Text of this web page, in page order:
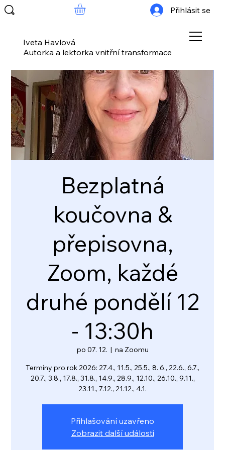
Iveta Havlová
Autorka a lektorka vnitřní transformace
Přihlásit se
Bezplatná
koučovna &
přepisovna,
Zoom, každé
druhé pondělí 12
- 13:30h
po 07. 12.
  |
na Zoomu
Termíny pro rok 2026: 27.4., 11.5., 25.5., 8. 6., 22.6., 6.7.,
20.7., 3.8., 17.8., 31.8., 14.9., 28.9., 12.10., 26.10., 9.11.,
23.11., 7.12., 21.12., 4.1.
Přihlašování uzavřeno
Zobrazit další události